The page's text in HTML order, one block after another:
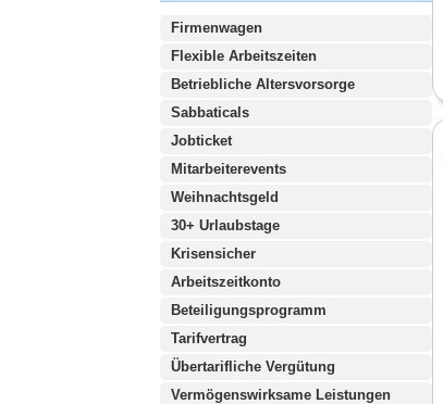
Firmenwagen
Flexible Arbeitszeiten
Betriebliche Altersvorsorge
Sabbaticals
Jobticket
Mitarbeiterevents
Weihnachtsgeld
30+ Urlaubstage
Krisensicher
Arbeitszeitkonto
Beteiligungsprogramm
Tarifvertrag
Übertarifliche Vergütung
Vermögenswirksame Leistungen